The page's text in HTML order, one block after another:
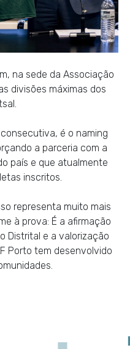
na sede da Associação
divisões máximas dos
é o naming
a parceria com a
país e que atualmente
inscritos.
representa muito mais
à prova: É a afirmação
Distrital e a valorização
Porto tem desenvolvido